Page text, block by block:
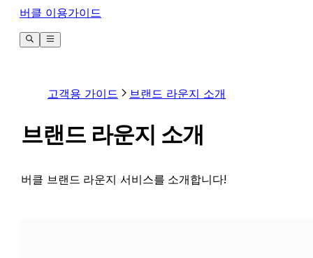
버클 이용가이드
고객용 가이드 브랜드 라운지 소개
브랜드 라운지 소개
버클 브랜드 라운지 서비스를 소개합니다!